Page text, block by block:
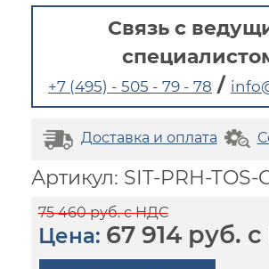
Связь с
+7 (495) - 505 - 79 - 78 /
Доставка и оплата
Артикул: SIT-PRH-TOS-
75 460 руб. с НДС
Цена: 67 914 руб.